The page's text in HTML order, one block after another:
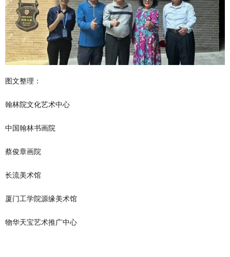
图文整理：
翰林院文化艺术中心
中国翰林书画院
蔡俊章画院
长流美术馆
厦门工学院源缘美术馆
物华天宝艺术推广中心